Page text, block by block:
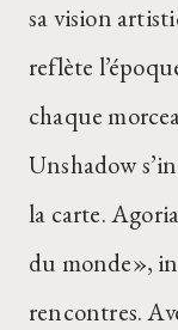
sa vision
reflète
chaque
Unshadow
la carte.
du monde»,
rencontres.